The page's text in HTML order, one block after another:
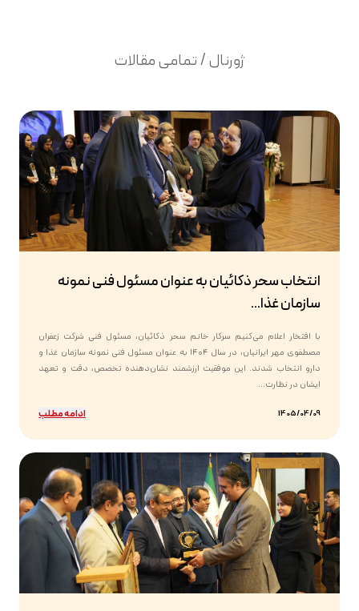
ژورنال / تمامی مقالات
انتخاب سحر ذکائیان به عنوان مسئول فنی نمونه
سازمان غذا...
با افتخار اعلام می‌کنیم سرکار خانم سحر ذکائیان، مسئول فنی شرکت زعفران
مصطفوی مهر ایرانیان، در سال ۱۴۰۴ به عنوان مسئول فنی نمونه سازمان غذا و
دارو انتخاب شدند. این موفقیت ارزشمند نشان‌دهنده تخصص، دقت و تعهد
ایشان در نظارت...
1405/04/09 ادامه مطلب